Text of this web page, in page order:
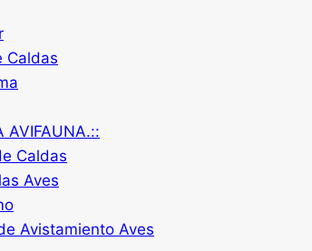
Caldas
AVIFAUNA.::
Caldas
Aves
Avistamiento Aves